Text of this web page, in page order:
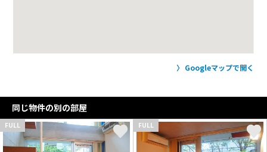
Googleマップで開く
同じ物件の別の部屋
FULL FULL